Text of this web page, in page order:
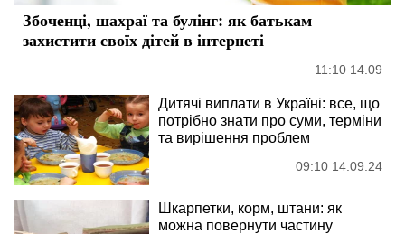
Збоченці, шахраї та булінг: як батькам
захистити своїх дітей в інтернеті
11:10 14.09
Дитячі виплати в Україні: все, що
потрібно знати про суми, терміни
та вирішення проблем
09:10 14.09.24
Шкарпетки, корм, штани: як
можна повернути частину